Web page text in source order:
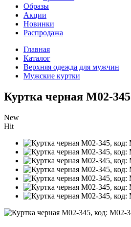
Образы
Акции
Новинки
Распродажа
Главная
Каталог
Верхняя одежда для мужчин
Мужские куртки
Куртка черная M02-345
New
Hit